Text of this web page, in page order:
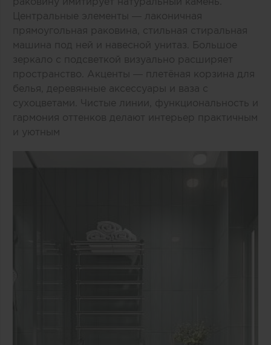
Центральные элементы — лаконичная
прямоугольная раковина, стильная стиральная
машина под ней и навесной унитаз. Большое
зеркало с подсветкой визуально расширяет
пространство. Акценты — плетёная корзина для
белья, деревянные аксессуары и ваза с
сухоцветами. Чистые линии, функциональность и
гармония оттенков делают интерьер практичным
и уютным